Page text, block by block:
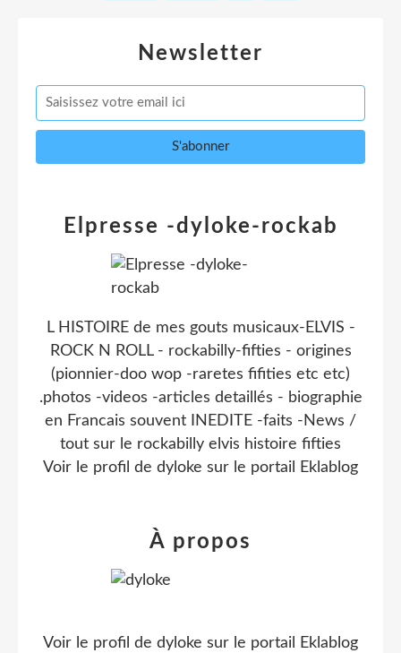
Newsletter
Elpresse -dyloke-rockab
L HISTOIRE de mes gouts musicaux-ELVIS -
ROCK N ROLL - rockabilly-fifties - origines
(pionnier-doo wop -raretes fifities etc etc)
.photos -videos -articles detaillés - biographie
en Francais souvent INEDITE -faits -News /
tout sur le rockabilly elvis histoire fifties
Voir le profil de dyloke sur le portail Eklablog
À propos
Voir le profil de dyloke sur le portail Eklablog